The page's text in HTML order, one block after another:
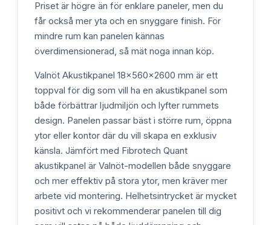
Priset är högre än för enklare paneler, men du
får också mer yta och en snyggare finish. För
mindre rum kan panelen kännas
överdimensionerad, så mät noga innan köp.
Valnöt Akustikpanel 18x560x2600 mm är ett
toppval för dig som vill ha en akustikpanel som
både förbättrar ljudmiljön och lyfter rummets
design. Panelen passar bäst i större rum, öppna
ytor eller kontor där du vill skapa en exklusiv
känsla. Jämfört med Fibrotech Quant
akustikpanel är Valnöt-modellen både snyggare
och mer effektiv på stora ytor, men kräver mer
arbete vid montering. Helhetsintrycket är mycket
positivt och vi rekommenderar panelen till dig